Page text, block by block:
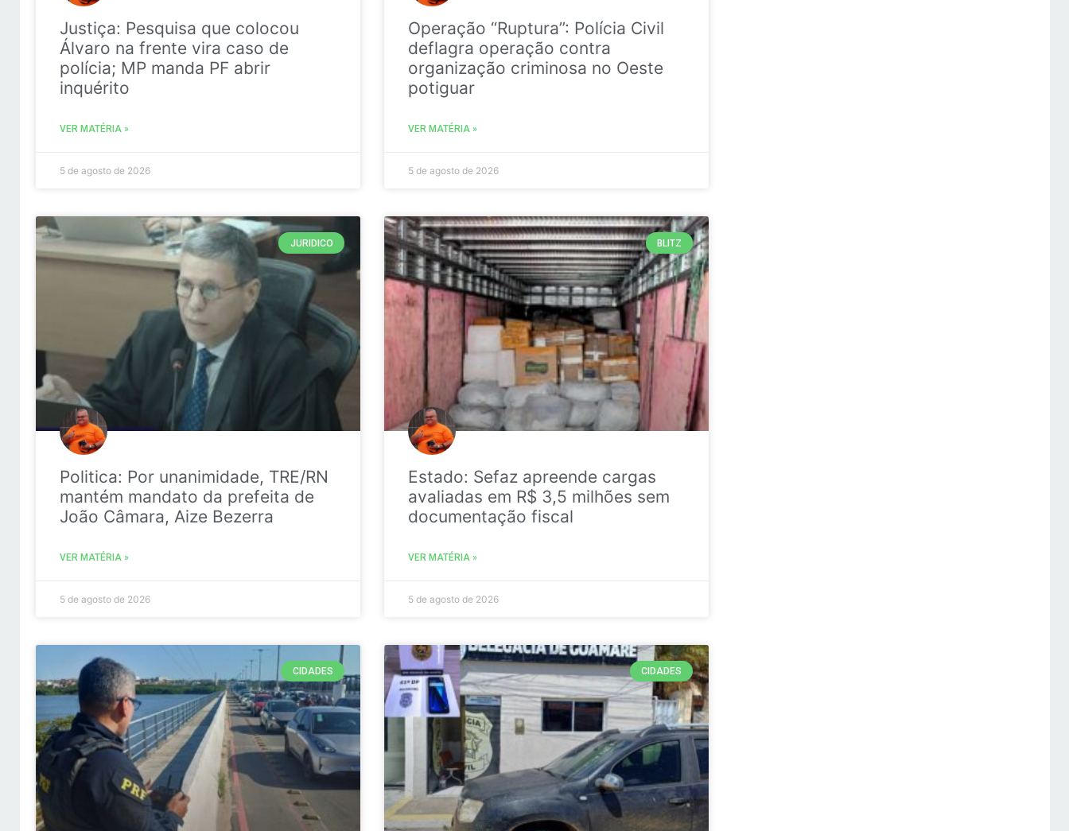
Justiça: Pesquisa que colocou
Álvaro na frente vira caso de
polícia; MP manda PF abrir
inquérito
VER MATÉRIA »
5 de agosto de 2026
Operação “Ruptura”: Polícia Civil
deflagra operação contra
organização criminosa no Oeste
potiguar
VER MATÉRIA »
5 de agosto de 2026
JURIDICO
Politica: Por unanimidade, TRE/RN
mantém mandato da prefeita de
João Câmara, Aize Bezerra
VER MATÉRIA »
5 de agosto de 2026
BLITZ
Estado: Sefaz apreende cargas
avaliadas em R$ 3,5 milhões sem
documentação fiscal
VER MATÉRIA »
5 de agosto de 2026
CIDADES CIDADES